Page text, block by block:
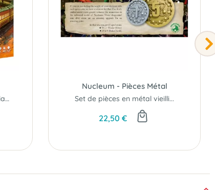
La nouvelle puissance mondiale ...
Nucleum - Pièces Métal
Set de pièces en métal vieilli...
22,50 €